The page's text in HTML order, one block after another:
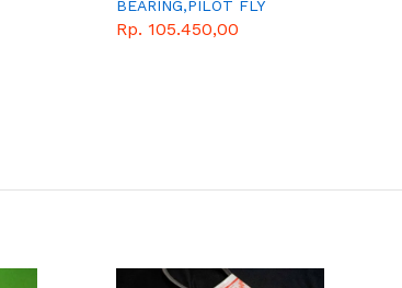
BEARING,PILOT FLY
WHEEL
Rp. 105.450,00